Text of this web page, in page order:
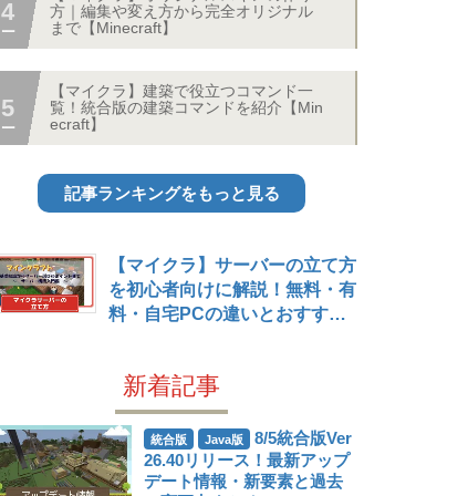
方｜編集や変え方から完全オリジナル
まで【Minecraft】
【マイクラ】建築で役立つコマンド一
覧！統合版の建築コマンドを紹介【Min
ecraft】
記事ランキングをもっと見る
【マイクラ】サーバーの立て方
を初心者向けに解説！無料・有
料・自宅PCの違いとおすすめ
新着記事
統合版 Java版
8/5統合版Ver
26.40リリース！最新アップ
デート情報・新要素と過去